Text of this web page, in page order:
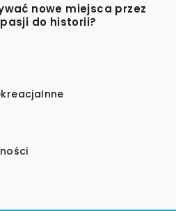
nowe miejsca przez
do historii?
Inne